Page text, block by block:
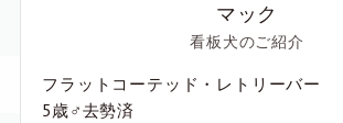
マック
看板犬のご紹介
フラットコーテッド・レトリーバー
5歳♂去勢済